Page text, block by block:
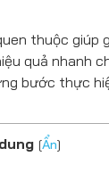
thuộc giúp
quả nhanh
bước thực
[Ẩn]